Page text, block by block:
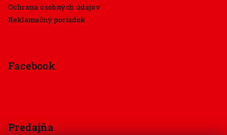
Ochrana osobných údajov
Reklamačný poriadok
Facebook
Predajňa